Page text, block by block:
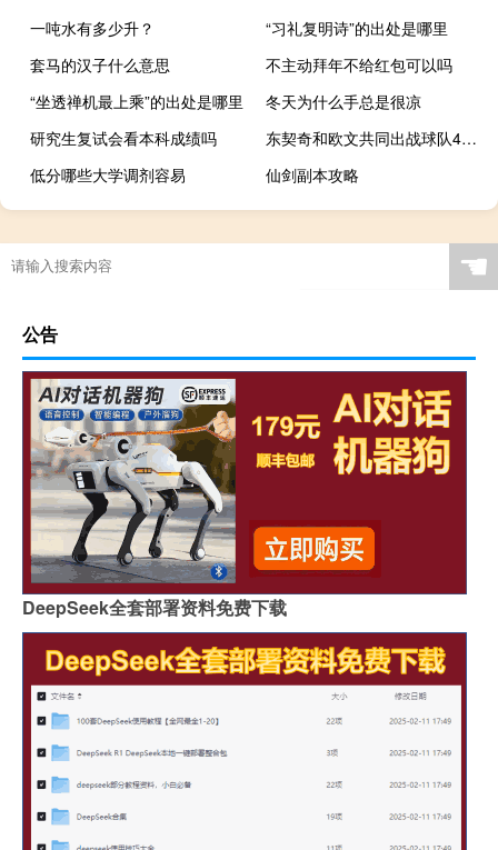
一吨水有多少升？
“习礼复明诗”的出处是哪里
套马的汉子什么意思
不主动拜年不给红包可以吗
“坐透禅机最上乘”的出处是哪里
冬天为什么手总是很凉
研究生复试会看本科成绩吗
东契奇和欧文共同出战球队4胜0负 东契奇本以为球队排名会很不错现在确实意料之外
低分哪些大学调剂容易
仙剑副本攻略
☚
公告
DeepSeek全套部署资料免费下载